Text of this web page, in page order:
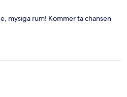
mysiga rum! Kommer ta chansen